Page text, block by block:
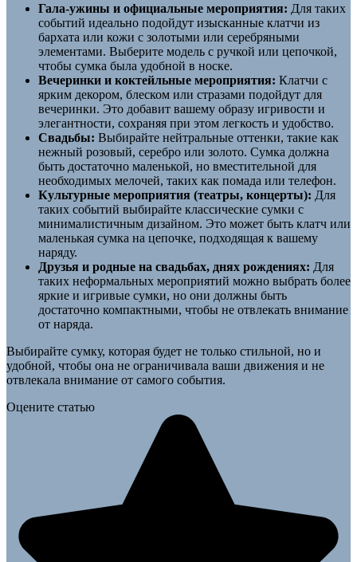
Гала-ужины и официальные мероприятия: Для таких
событий идеально подойдут изысканные клатчи из
бархата или кожи с золотыми или серебряными
элементами. Выберите модель с ручкой или цепочкой,
чтобы сумка была удобной в носке.
Вечеринки и коктейльные мероприятия: Клатчи с
ярким декором, блеском или стразами подойдут для
вечеринки. Это добавит вашему образу игривости и
элегантности, сохраняя при этом легкость и удобство.
Свадьбы: Выбирайте нейтральные оттенки, такие как
нежный розовый, серебро или золото. Сумка должна
быть достаточно маленькой, но вместительной для
необходимых мелочей, таких как помада или телефон.
Культурные мероприятия (театры, концерты): Для
таких событий выбирайте классические сумки с
минималистичным дизайном. Это может быть клатч или
маленькая сумка на цепочке, подходящая к вашему
наряду.
Друзья и родные на свадьбах, днях рождениях: Для
таких неформальных мероприятий можно выбрать более
яркие и игривые сумки, но они должны быть
достаточно компактными, чтобы не отвлекать внимание
от наряда.
Выбирайте сумку, которая будет не только стильной, но и
удобной, чтобы она не ограничивала ваши движения и не
отвлекала внимание от самого события.
Оцените статью